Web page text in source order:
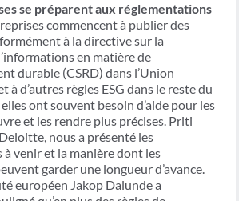
se préparent aux réglementations
commencent à publier des
à la directive sur la
en matière de
durable (CSRD) dans l’Union
à d’autres règles ESG dans le reste du
ont souvent besoin d’aide pour les
et les rendre plus précises. Priti
nous a présenté les
à venir et la manière dont les
garder une longueur d’avance.
européen Jakop Dalunde a